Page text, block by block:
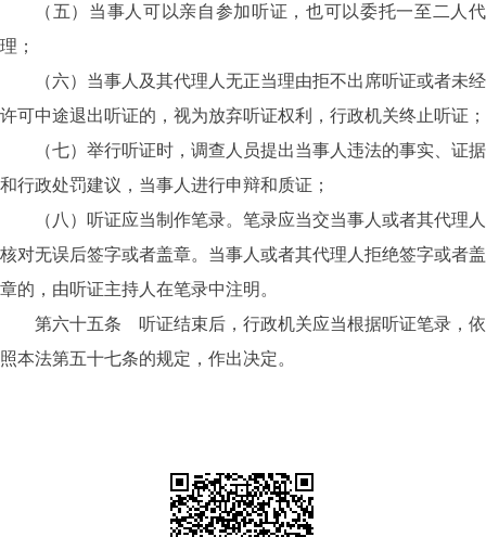
（五）当事人可以亲自参加听证，也可以委托一至二人代
理；
（六）当事人及其代理人无正当理由拒不出席听证或者未经
许可中途退出听证的，视为放弃听证权利，行政机关终止听证；
（七）举行听证时，调查人员提出当事人违法的事实、证据
和行政处罚建议，当事人进行申辩和质证；
（八）听证应当制作笔录。笔录应当交当事人或者其代理人
核对无误后签字或者盖章。当事人或者其代理人拒绝签字或者盖
章的，由听证主持人在笔录中注明。
第六十五条 听证结束后，行政机关应当根据听证笔录，依
照本法第五十七条的规定，作出决定。